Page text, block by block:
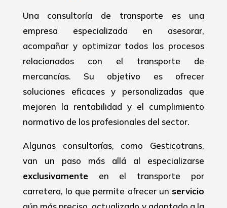
Una consultoría de transporte es una
empresa especializada en asesorar,
acompañar y optimizar todos los procesos
relacionados con el transporte de
mercancías. Su objetivo es ofrecer
soluciones eficaces y personalizadas que
mejoren la rentabilidad y el cumplimiento
normativo de los profesionales del sector.
Algunas consultorías, como Gesticotrans,
van un paso más allá al especializarse
exclusivamenteen el transporte por
carretera, lo que permite ofrecer unservicio